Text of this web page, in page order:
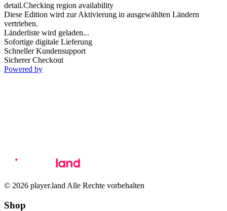
detail.Checking region availability
Diese Edition wird zur Aktivierung in ausgewählten Ländern
vertrieben.
Länderliste wird geladen...
Sofortige digitale Lieferung
Schneller Kundensupport
Sicherer Checkout
Powered by
© 2026 player.land Alle Rechte vorbehalten
Shop